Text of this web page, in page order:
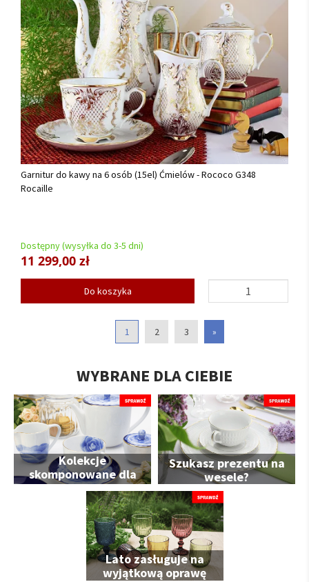
Garnitur do kawy na 6 osób (15el) Ćmielów - Rococo G348
Rocaille
Dostępny (wysyłka do 3-5 dni)
11 299,00 zł
Do koszyka
1 2 3 »
WYBRANE DLA CIEBIE
Kolekcje
skomponowane dla
Ciebie
Szukasz prezentu na
wesele?
Lato zasługuje na
wyjątkową oprawę